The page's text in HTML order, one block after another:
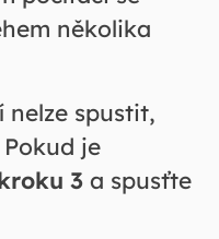
několika
nelze spustit,
je
3a spusťte